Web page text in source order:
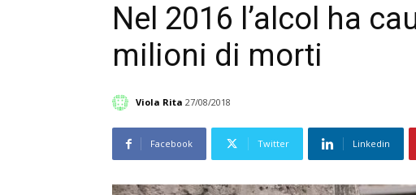
Nel 2016 l’alcol ha
milioni di morti
Viola Rita 27/08/2018
Facebook Twitter Linkedin